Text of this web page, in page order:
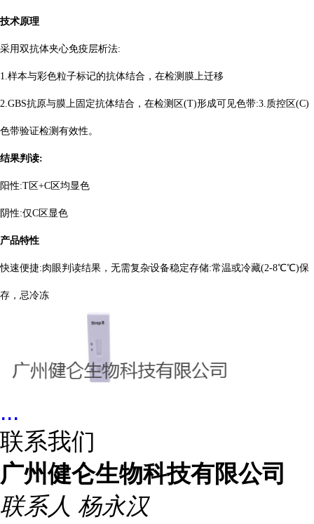
技术原理
采用双抗体夹心免疫层析法:
1.样本与彩色粒子标记的抗体结合，在检测膜上迁移
2.GBS抗原与膜上固定抗体结合，在检测区(T)形成可见色带:3.质控区(C)
色带验证检测有效性。
结果判读:
阳性:T区+C区均显色
阴性:仅C区显色
产品特性
快速便捷:肉眼判读结果，无需复杂设备稳定存储:常温或冷藏(2-8℃℃)保
存，忌冷冻
...
联系我们
广州健仑生物科技有限公司
联系人 杨永汉